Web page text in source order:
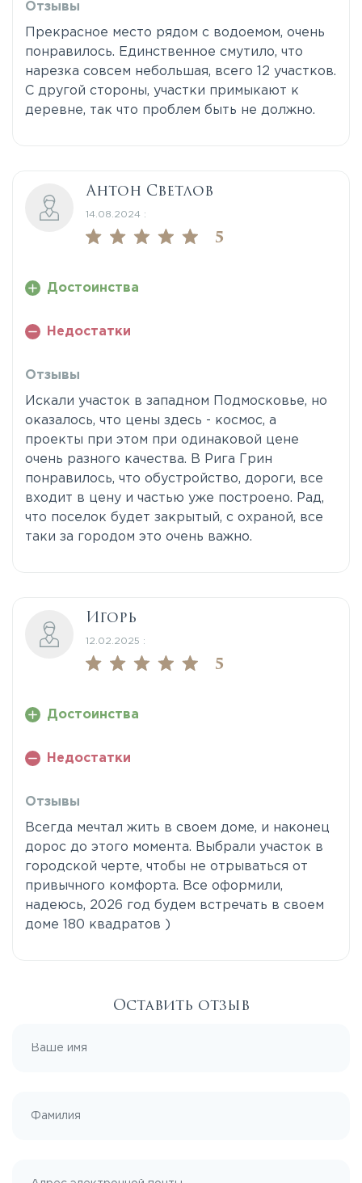
Отзывы
Прекрасное место рядом с водоемом, очень
понравилось. Единственное смутило, что
нарезка совсем небольшая, всего 12 участков.
С другой стороны, участки примыкают к
деревне, так что проблем быть не должно.
Антон Светлов
14.08.2024 :
5
Достоинства
Недостатки
Отзывы
Искали участок в западном Подмосковье, но
оказалось, что цены здесь - космос, а
проекты при этом при одинаковой цене
очень разного качества. В Рига Грин
понравилось, что обустройство, дороги, все
входит в цену и частью уже построено. Рад,
что поселок будет закрытый, с охраной, все
таки за городом это очень важно.
Игорь
12.02.2025 :
5
Достоинства
Недостатки
Отзывы
Всегда мечтал жить в своем доме, и наконец
дорос до этого момента. Выбрали участок в
городской черте, чтобы не отрываться от
привычного комфорта. Все оформили,
надеюсь, 2026 год будем встречать в своем
доме 180 квадратов )
Оставить отзыв